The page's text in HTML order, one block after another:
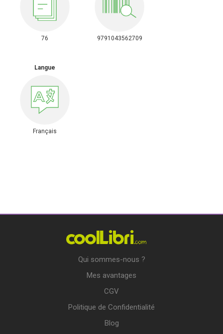
76 9791043562709
Langue
Français
Qui sommes-nous ?
Mes avantages
CGV
Politique de Confidentialité
Blog